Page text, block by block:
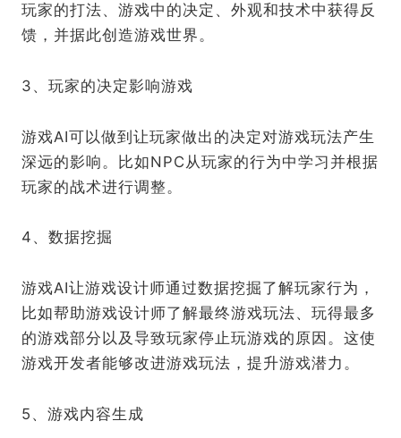
玩家的打法、游戏中的决定、外观和技术中获得反
馈，并据此创造游戏世界。
3、玩家的决定影响游戏
游戏AI可以做到让玩家做出的决定对游戏玩法产生
深远的影响。比如NPC从玩家的行为中学习并根据
玩家的战术进行调整。
4、数据挖掘
游戏AI让游戏设计师通过数据挖掘了解玩家行为，
比如帮助游戏设计师了解最终游戏玩法、玩得最多
的游戏部分以及导致玩家停止玩游戏的原因。这使
游戏开发者能够改进游戏玩法，提升游戏潜力。
5、游戏内容生成